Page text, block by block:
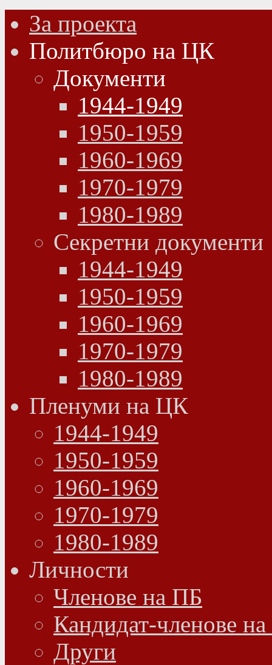
За проекта
Политбюро на ЦК
Документи
1944-1949
1950-1959
1960-1969
1970-1979
1980-1989
Секретни документи
1944-1949
1950-1959
1960-1969
1970-1979
1980-1989
Пленуми на ЦК
1944-1949
1950-1959
1960-1969
1970-1979
1980-1989
Личности
Членове на ПБ
Кандидат-членове
Други